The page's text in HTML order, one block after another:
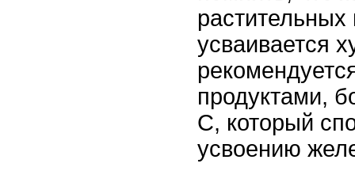
растительных
усваивается
продуктами,
C, который
усвоению